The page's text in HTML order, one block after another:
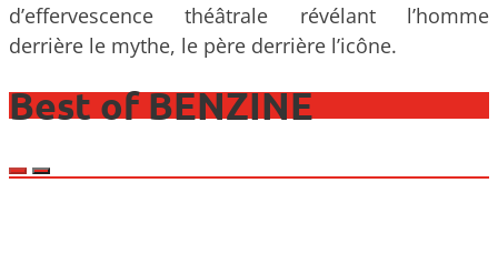
d’effervescence théâtrale révélant l’homme
derrière le mythe, le père derrière l’icône.
Best of BENZINE